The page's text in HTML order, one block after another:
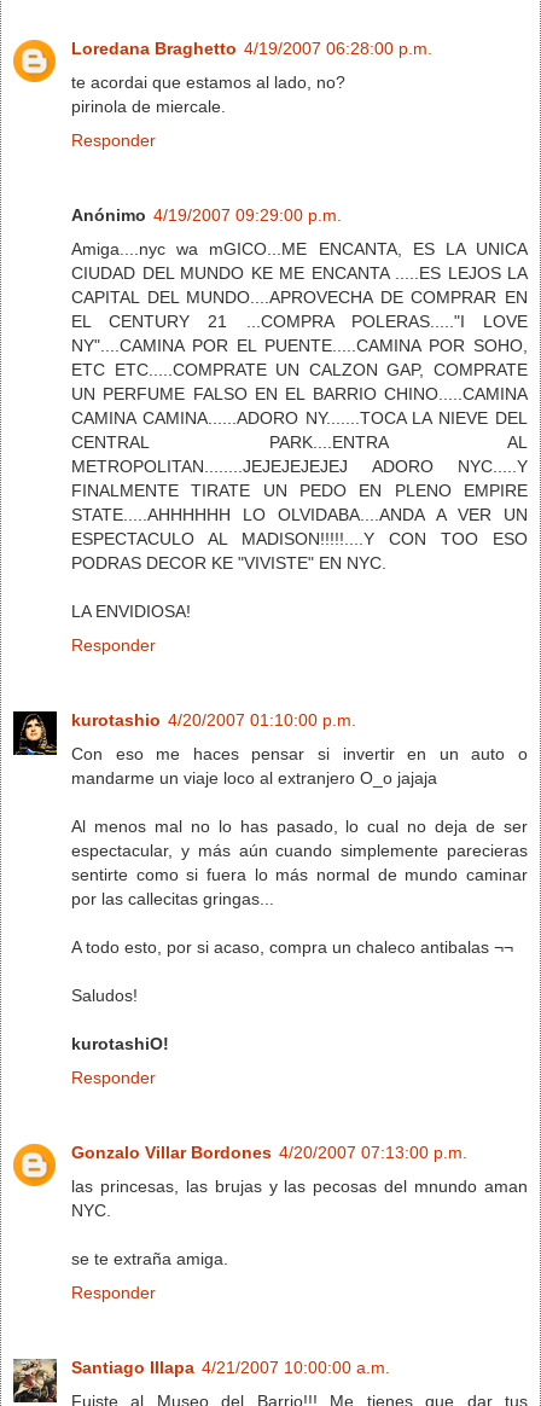
Loredana Braghetto 4/19/2007 06:28:00 p.m.
te acordai que estamos al lado, no?
pirinola de miercale.
Responder
Anónimo 4/19/2007 09:29:00 p.m.
Amiga....nyc wa mGICO...ME ENCANTA, ES LA UNICA
CIUDAD DEL MUNDO KE ME ENCANTA .....ES LEJOS LA
CAPITAL DEL MUNDO....APROVECHA DE COMPRAR EN
EL CENTURY 21 ...COMPRA POLERAS....."I LOVE
NY"....CAMINA POR EL PUENTE.....CAMINA POR SOHO,
ETC ETC.....COMPRATE UN CALZON GAP, COMPRATE
UN PERFUME FALSO EN EL BARRIO CHINO.....CAMINA
CAMINA CAMINA......ADORO NY.......TOCA LA NIEVE DEL
CENTRAL PARK....ENTRA AL
METROPOLITAN........JEJEJEJEJEJ ADORO NYC.....Y
FINALMENTE TIRATE UN PEDO EN PLENO EMPIRE
STATE.....AHHHHHH LO OLVIDABA....ANDA A VER UN
ESPECTACULO AL MADISON!!!!!....Y CON TOO ESO
PODRAS DECOR KE "VIVISTE" EN NYC.
LA ENVIDIOSA!
Responder
kurotashio 4/20/2007 01:10:00 p.m.
Con eso me haces pensar si invertir en un auto o
mandarme un viaje loco al extranjero O_o jajaja
Al menos mal no lo has pasado, lo cual no deja de ser
espectacular, y más aún cuando simplemente parecieras
sentirte como si fuera lo más normal de mundo caminar
por las callecitas gringas...
A todo esto, por si acaso, compra un chaleco antibalas ¬¬
Saludos!
kurotashiO!
Responder
Gonzalo Villar Bordones 4/20/2007 07:13:00 p.m.
las princesas, las brujas y las pecosas del mnundo aman
NYC.
se te extraña amiga.
Responder
Santiago Illapa 4/21/2007 10:00:00 a.m.
Fuiste al Museo del Barrio!!! Me tienes que dar tus